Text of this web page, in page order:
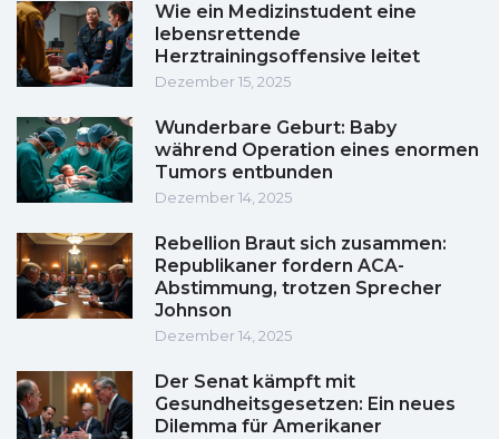
Wie ein Medizinstudent eine
lebensrettende
Herztrainingsoffensive leitet
Dezember 15, 2025
Wunderbare Geburt: Baby
während Operation eines enormen
Tumors entbunden
Dezember 14, 2025
Rebellion Braut sich zusammen:
Republikaner fordern ACA-
Abstimmung, trotzen Sprecher
Johnson
Dezember 14, 2025
Der Senat kämpft mit
Gesundheitsgesetzen: Ein neues
Dilemma für Amerikaner